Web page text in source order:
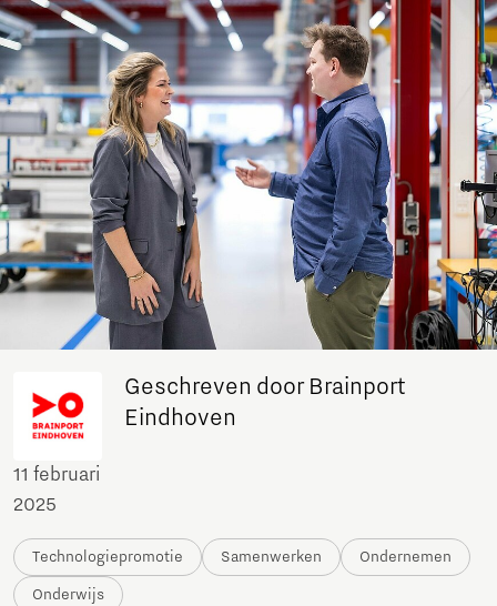
Geschreven door Brainport
Eindhoven
11 februari
2025
Technologiepromotie Samenwerken Ondernemen
Onderwijs